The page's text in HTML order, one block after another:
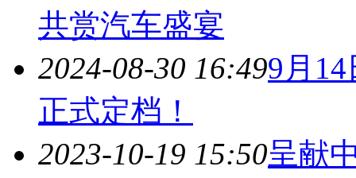
共赏汽车盛宴
2024-08-30 16:499月
正式定档！
2023-10-19 15:50呈献